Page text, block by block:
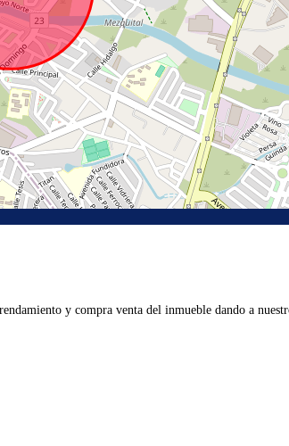
y compra venta del inmueble dando a